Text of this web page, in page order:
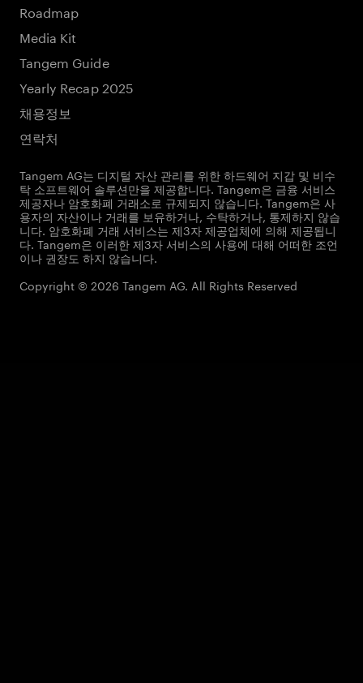
Roadmap
Media Kit
Tangem Guide
Yearly Recap 2025
채용정보
연락처
Tangem AG는 디지털 자산 관리를 위한 하드웨어 지갑 및 비수
탁 소프트웨어 솔루션만을 제공합니다. Tangem은 금융 서비스
제공자나 암호화폐 거래소로 규제되지 않습니다. Tangem은 사
용자의 자산이나 거래를 보유하거나, 수탁하거나, 통제하지 않습
니다. 암호화폐 거래 서비스는 제3자 제공업체에 의해 제공됩니
다. Tangem은 이러한 제3자 서비스의 사용에 대해 어떠한 조언
이나 권장도 하지 않습니다.